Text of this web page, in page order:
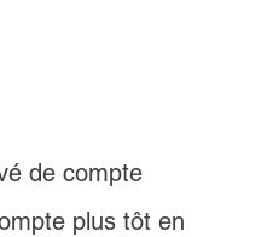
de compte
plus tôt en